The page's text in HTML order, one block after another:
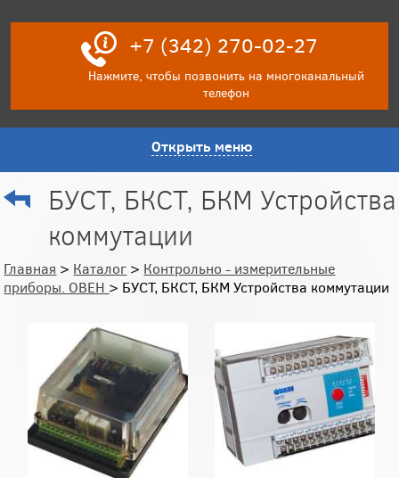
+7 (342) 270-02-27
Нажмите, чтобы позвонить на многоканальный
телефон
Открыть меню
БУСТ, БКСТ, БКМ Устройства
коммутации
Главная > Каталог > Контрольно - измерительные
приборы. ОВЕН > БУСТ, БКСТ, БКМ Устройства коммутации